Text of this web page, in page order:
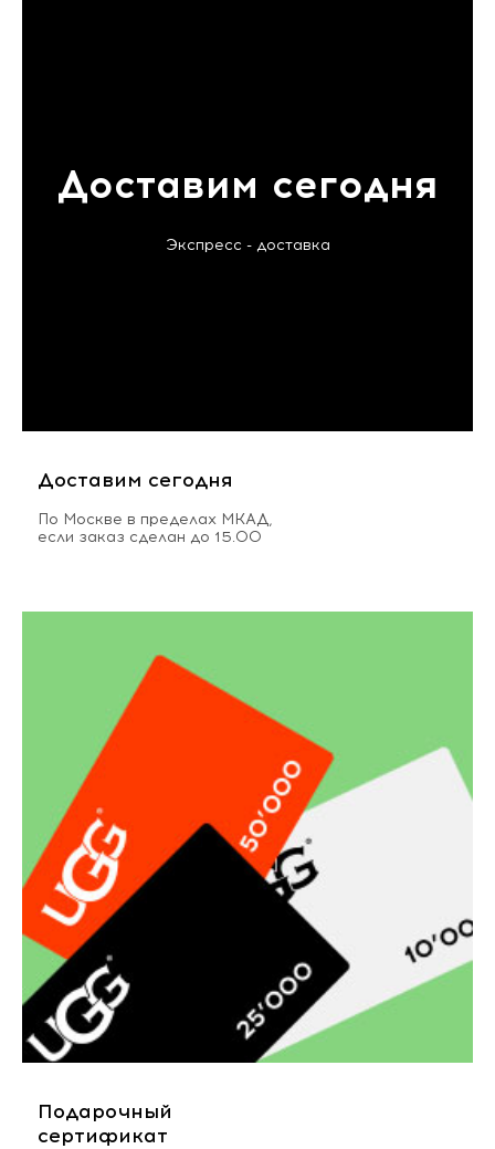
Доставим сегодня
Экспресс - доставка
Доставим сегодня
По Москве в пределах МКАД,
если заказ сделан до 15.00
Подарочный
сертификат